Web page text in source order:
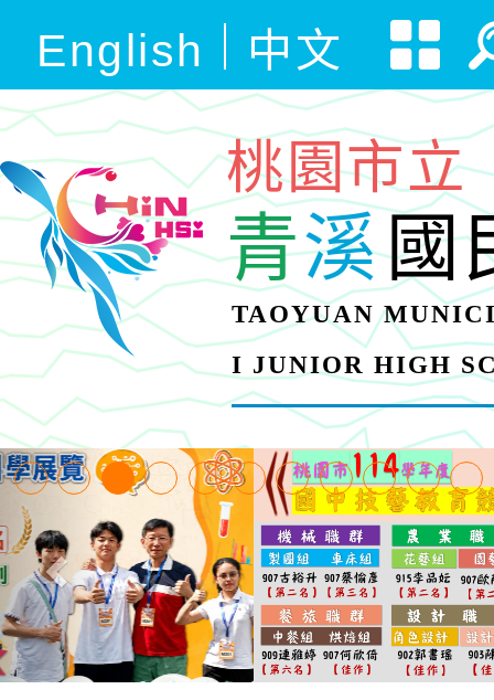
English 中文
桃園市立
青溪國
TAOYUAN
I JUNIOR HIGH
【甄選結果(第4招)】
學年度第1學期第9次代
【甄選結果(第12招)】